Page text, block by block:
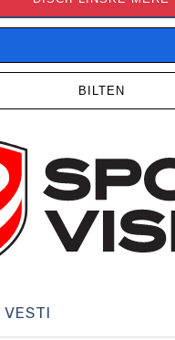
BILTEN